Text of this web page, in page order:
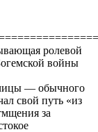
ролевой
войны
— обычного
свой путь «из
за